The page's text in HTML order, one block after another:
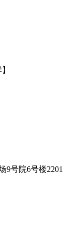
9号院6号楼2201